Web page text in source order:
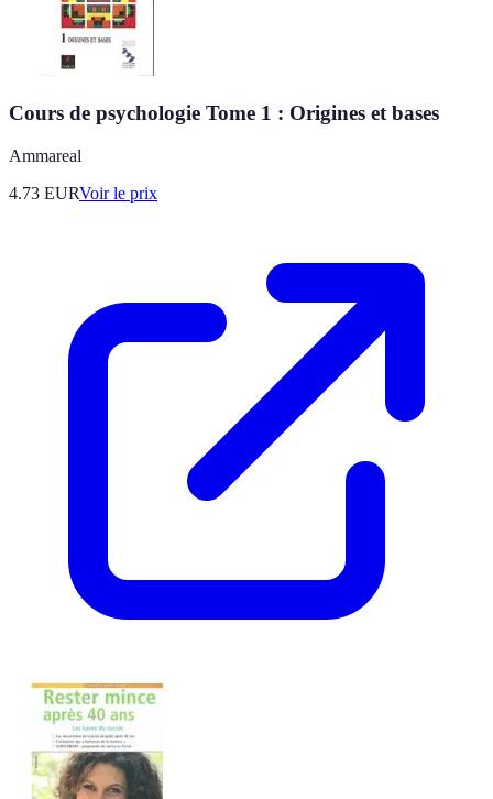
Cours de psychologie Tome 1 : Origines et bases
Ammareal
4.73 EURVoir le prix